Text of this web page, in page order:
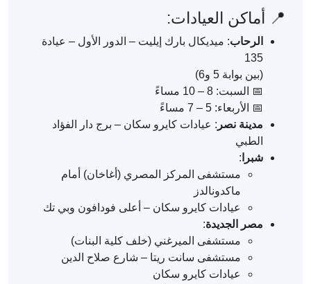
📍 أماكن العيادات:
الرحاب: ميديكال بارك إيليت – الدور الأول – عيادة
135
(بين بوابة 5 و6)
📅 السبت: 8 – 10 مساءً
📅 الأربعاء: 5 – 7 مساءً
مدينة نصر : عيادات كايرو سكان – برج دار الفؤاد
الطبي
شبرا :
مستشفى المركز المصري (أغاخان) أمام
ماكدونالدز
عيادات كايرو سكان – أعلى فودافون وبي تك
مصر الجديدة:
مستشفى الميرغني (خلف كلية البنات)
مستشفى سانت ريتا – شارع صلاح الدين
عيادات كايرو سكان